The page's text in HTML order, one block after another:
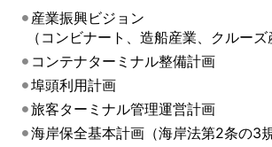
産業振興ビジョン
（コンビナート、造船産業、クルーズ
コンテナターミナル整備計画
埠頭利用計画
旅客ターミナル管理運営計画
海岸保全基本計画（海岸法第2条の3規